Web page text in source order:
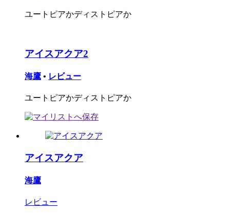
ユートピアかディストピアか
アイスアクア2
海鷹 • レビュー
ユートピアかディストピアか
アイスアクア
海鷹
レビュー